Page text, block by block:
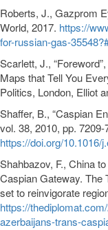
Roberts, J., Gazprom
World, 2017. https://
for-russian-gas-
Scarlett, J.,
Maps that Tell You
Politics, London, Elliot
Shaffer, B., “Caspian
vol. 38, 2010, pp. 7209-
https://doi.org/10.1016/
Shahbazov, F., China
Caspian Gateway. The
set to reinvigorate
https://
azerbaijans-trans-